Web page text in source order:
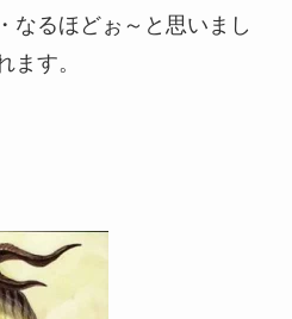
なるほどぉ～と思いまし
ます。